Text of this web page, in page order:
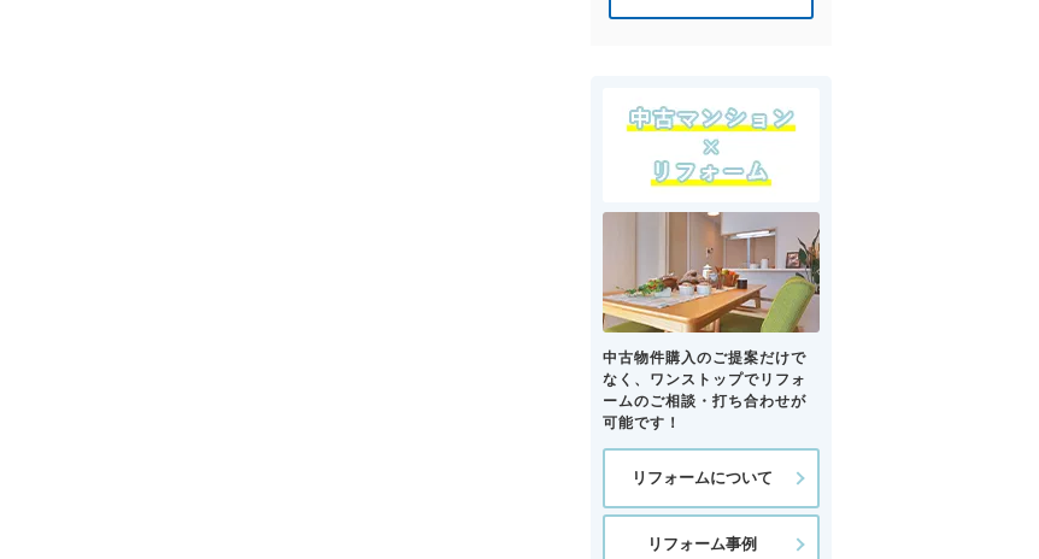
中古物件購入のご提案だけで
なく、ワンストップでリフォ
ームのご相談・打ち合わせが
可能です！
リフォームについて
リフォーム事例